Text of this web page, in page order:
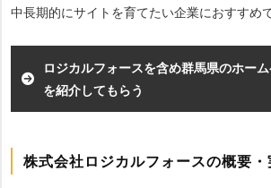
中長期的にサイトを育てたい企業におすすめで
ロジカルフォースを含め群馬県のホー
を紹介してもらう
株式会社ロジカルフォースの概要・